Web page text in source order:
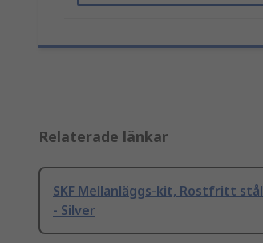
Relaterade länkar
SKF Mellanläggs-kit, Rostfritt stål
- Silver